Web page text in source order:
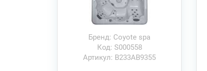
Бренд: Coyote spa
Код: S000558
Артикул: B233AB9355